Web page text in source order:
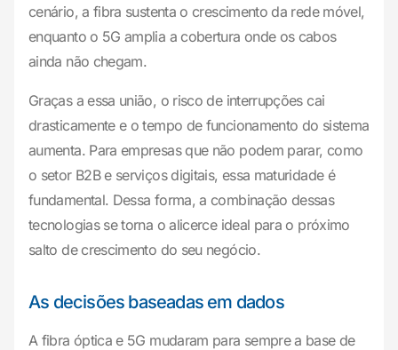
cenário, a fibra sustenta o crescimento da rede móvel,
enquanto o 5G amplia a cobertura onde os cabos
ainda não chegam.
Graças a essa união, o risco de interrupções cai
drasticamente e o tempo de funcionamento do sistema
aumenta. Para empresas que não podem parar, como
o setor B2B e serviços digitais, essa maturidade é
fundamental. Dessa forma, a combinação dessas
tecnologias se torna o alicerce ideal para o próximo
salto de crescimento do seu negócio.
As decisões baseadas em dados
A fibra óptica e 5G mudaram para sempre a base de